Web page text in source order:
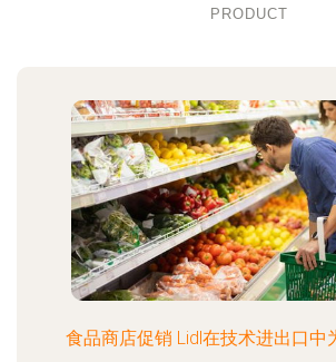
PRODUCT
食品商店促销 Lidl在技术进出口中